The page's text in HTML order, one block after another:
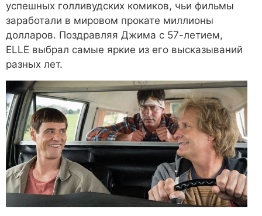
успешных голливудских комиков, чьи фильмы
заработали в мировом прокате миллионы
долларов. Поздравляя Джима с 57-летием,
ELLE выбрал самые яркие из его высказываний
разных лет.